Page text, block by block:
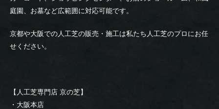
庭園、お墓など広範囲に対応可能です。
京都や大阪での人工芝の販売・施工は私たち人工芝のプロにお任
せください。
【人工芝専門店 京の芝】
・大阪本店